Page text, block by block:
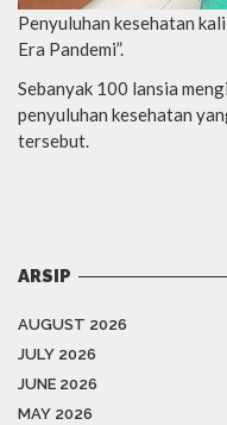
Penyuluhan kesehatan
Era Pandemi”.
Sebanyak 100 lansia
penyuluhan kesehatan
tersebut.
ARSIP
AUGUST 2026
JULY 2026
JUNE 2026
MAY 2026